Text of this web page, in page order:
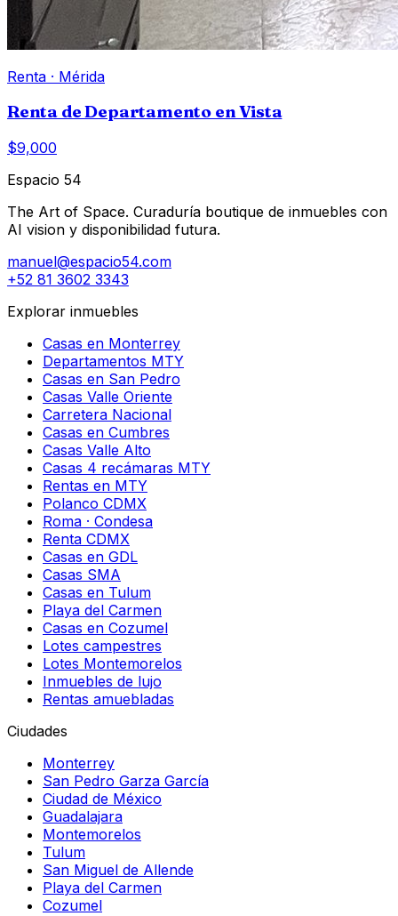
Renta · Mérida
Renta de Departamento en Vista
$9,000
Espacio 54
The Art of Space. Curaduría boutique de inmuebles con
AI vision y disponibilidad futura.
manuel@espacio54.com
+52 81 3602 3343
Explorar inmuebles
Casas en Monterrey
Departamentos MTY
Casas en San Pedro
Casas Valle Oriente
Carretera Nacional
Casas en Cumbres
Casas Valle Alto
Casas 4 recámaras MTY
Rentas en MTY
Polanco CDMX
Roma · Condesa
Renta CDMX
Casas en GDL
Casas SMA
Casas en Tulum
Playa del Carmen
Casas en Cozumel
Lotes campestres
Lotes Montemorelos
Inmuebles de lujo
Rentas amuebladas
Ciudades
Monterrey
San Pedro Garza García
Ciudad de México
Guadalajara
Montemorelos
Tulum
San Miguel de Allende
Playa del Carmen
Cozumel